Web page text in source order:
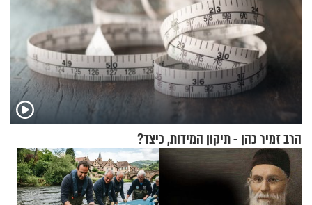
הרב זמיר כהן - תיקון המידות, כיצד?